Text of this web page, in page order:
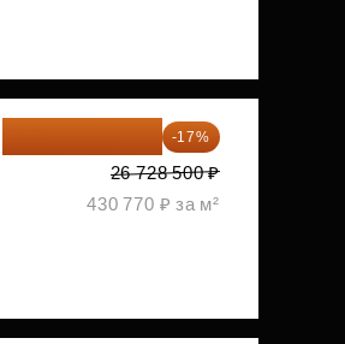
-17%
26 728 500 ₽
430 770 ₽ за м²